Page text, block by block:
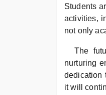
Students
activities,
not only
The
nurturing
dedication
it will